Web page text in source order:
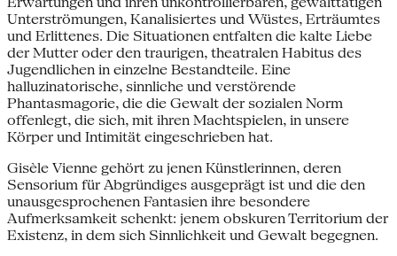
Unterströmungen, Kanalisiertes und Wüstes, Erträumtes
und Erlittenes. Die Situationen entfalten die kalte Liebe
der Mutter oder den traurigen, theatralen Habitus des
Jugendlichen in einzelne Bestandteile. Eine
halluzinatorische, sinnliche und verstörende
Phantasmagorie, die die Gewalt der sozialen Norm
offenlegt, die sich, mit ihren Machtspielen, in unsere
Körper und Intimität eingeschrieben hat.
Gisèle Vienne gehört zu jenen Künstlerinnen, deren
Sensorium für Abgründiges ausgeprägt ist und die den
unausgesprochenen Fantasien ihre besondere
Aufmerksamkeit schenkt: jenem obskuren Territorium der
Existenz, in dem sich Sinnlichkeit und Gewalt begegnen.